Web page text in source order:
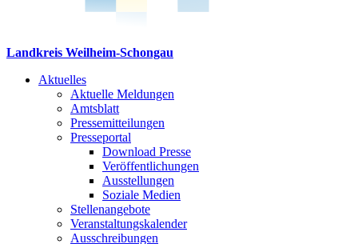
Landkreis Weilheim-Schongau
Aktuelles
Aktuelle Meldungen
Amtsblatt
Pressemitteilungen
Presseportal
Download Presse
Veröffentlichungen
Ausstellungen
Soziale Medien
Stellenangebote
Veranstaltungskalender
Ausschreibungen